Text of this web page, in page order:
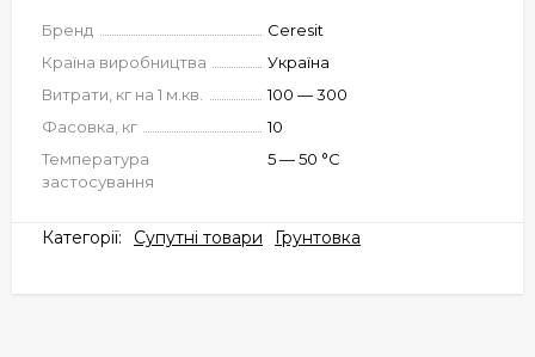
Бренд
Ceresit
Країна виробництва
Україна
Витрати, кг на 1 м.кв.
100 — 300
Фасовка, кг
10
Температура
застосування
5 — 50 °C
Категорії: Супутні товари Грунтовка